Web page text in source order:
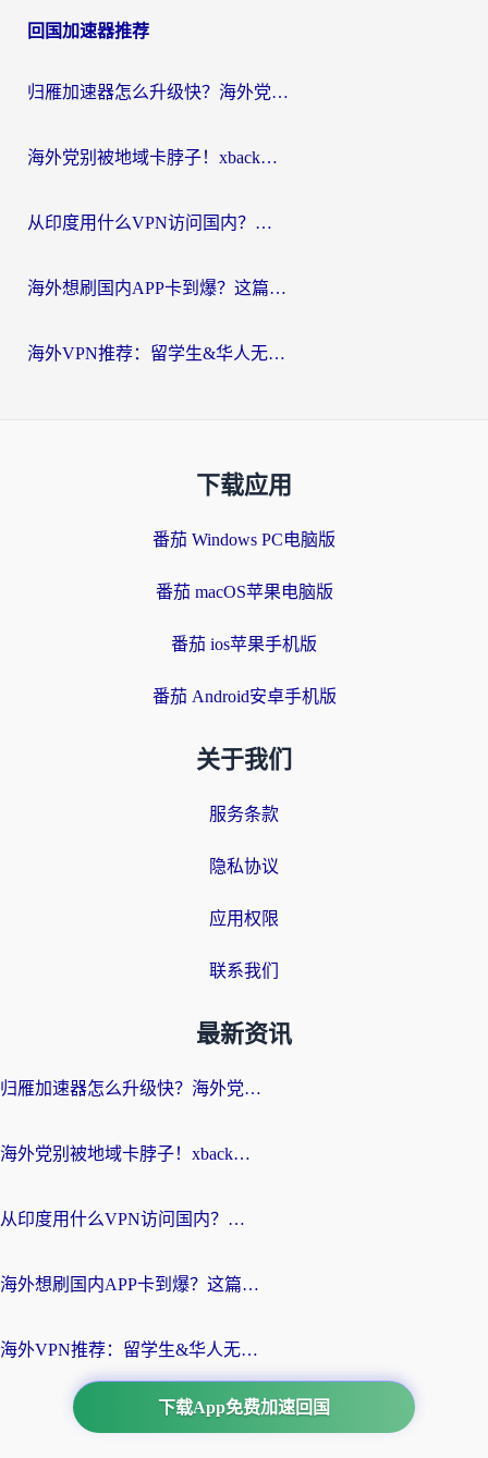
回国加速器推荐
归雁加速器怎么升级快？海外党无缝访问国内资源的全攻略（附免费VPN推荐Dcard热门款）
海外党别被地域卡脖子！xback回国加速器选择全攻略，轻松刷剧玩国服
从印度用什么VPN访问国内？海外党亲测的无缝回国上网指南
海外想刷国内APP卡到爆？这篇海外访问国内服务器加速指南帮你解决所有问题
海外VPN推荐：留学生&华人无缝访问国内资源的避坑指南
下载应用
番茄 Windows PC电脑版
番茄 macOS苹果电脑版
番茄 ios苹果手机版
番茄 Android安卓手机版
关于我们
服务条款
隐私协议
应用权限
联系我们
最新资讯
归雁加速器怎么升级快？海外党无缝访问国内资源的全攻略（附免费VPN推荐Dcard热门款）
海外党别被地域卡脖子！xback回国加速器选择全攻略，轻松刷剧玩国服
从印度用什么VPN访问国内？海外党亲测的无缝回国上网指南
海外想刷国内APP卡到爆？这篇海外访问国内服务器加速指南帮你解决所有问题
海外VPN推荐：留学生&华人无缝访问国内资源的避坑指南
下载App免费加速回国